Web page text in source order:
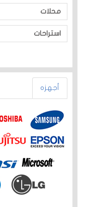
محلات
استراحات
أجهزه